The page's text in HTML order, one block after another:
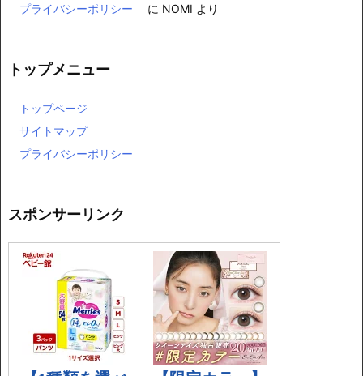
プライバシーポリシー
に NOMI より
トップメニュー
トップページ
サイトマップ
プライバシーポリシー
スポンサーリンク